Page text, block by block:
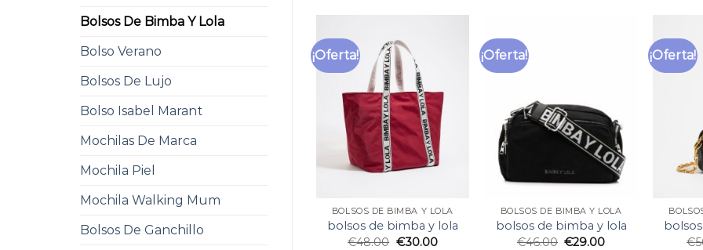
Bolsos De Bimba Y Lola
Bolso Verano
Bolsos De Lujo
Bolso Isabel Marant
Mochilas De Marca
Mochila Piel
Mochila Walking Mum
Bolsos De Ganchillo
¡Oferta!
BOLSOS DE BIMBA Y LOLA
bolsos de bimba y lola
€48.00 €30.00
¡Oferta!
BOLSOS DE BIMBA Y LOLA
bolsos de bimba y lola
€46.00 €29.00
¡Oferta!
€